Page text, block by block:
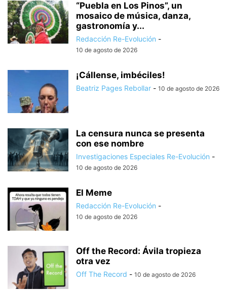
“Puebla en Los Pinos”, un
mosaico de música, danza,
gastronomía y...
Redacción Re-Evolución -
10 de agosto de 2026
¡Cállense, imbéciles!
Beatriz Pages Rebollar - 10 de agosto de 2026
La censura nunca se presenta
con ese nombre
Investigaciones Especiales Re-Evolución -
10 de agosto de 2026
El Meme
Redacción Re-Evolución -
10 de agosto de 2026
Off the Record: Ávila tropieza
otra vez
Off The Record - 10 de agosto de 2026